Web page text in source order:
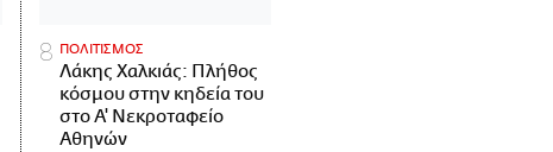
ΠΟΛΙΤΙΣΜΟΣ
Λάκης Χαλκιάς: Πλήθος
κόσμου στην κηδεία του
στο Α' Νεκροταφείο
Αθηνών